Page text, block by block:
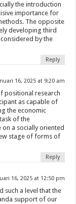
the introduction
importance for
The opposite
developing third
by the
Reply
16, 2025 at 9:20 am
positional research
as capable of
the economic
of the
a socially oriented
stage of forms of
Reply
16, 2025 at 12:50 pm
such a level that the
support of our